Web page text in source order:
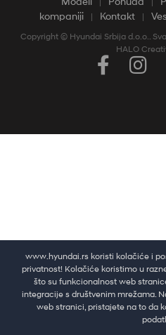
kompaniji
Kontakt
Copyright © Hyundai Srbija d.o.o..
HALO
Pratine najnovije vesti i dešavanja
www.hyundai.rs koristi kolačiće i
privatnost! Kolačiće koristimo u
što su funkcionalnost web
integracije s društvenim mrežama.
web stranici, pristajete na to da